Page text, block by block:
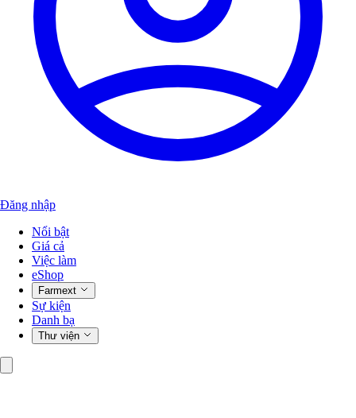
Đăng nhập
Nổi bật
Giá cả
Việc làm
eShop
Farmext
Sự kiện
Danh bạ
Thư viện